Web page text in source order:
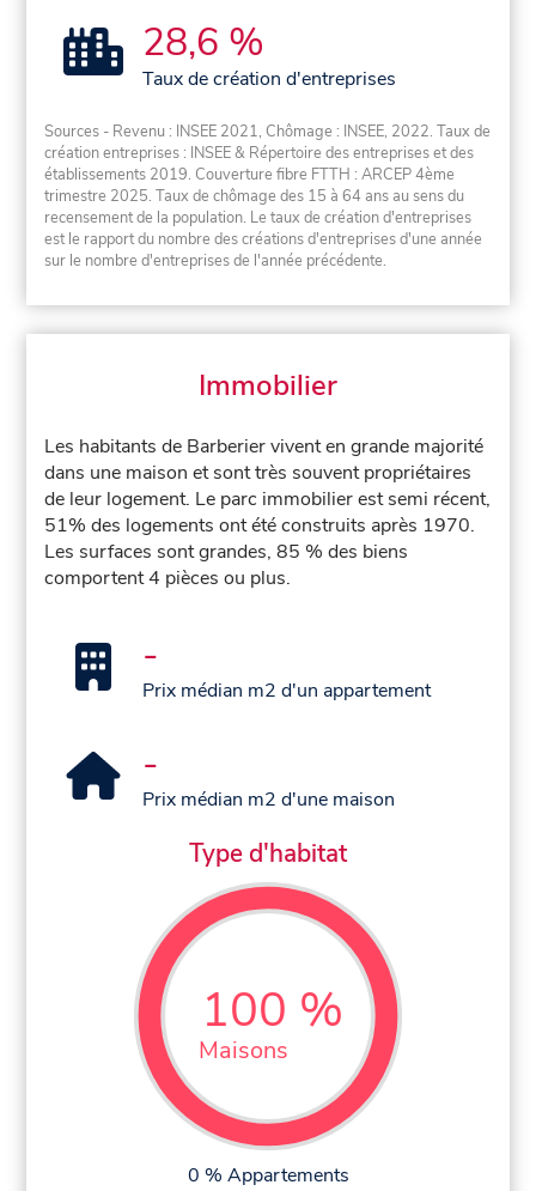
28,6 %
Taux de création d'entreprises
Sources - Revenu : INSEE 2021, Chômage : INSEE, 2022. Taux de
création entreprises : INSEE & Répertoire des entreprises et des
établissements 2019. Couverture fibre FTTH : ARCEP 4ème
trimestre 2025. Taux de chômage des 15 à 64 ans au sens du
recensement de la population. Le taux de création d'entreprises
est le rapport du nombre des créations d'entreprises d'une année
sur le nombre d'entreprises de l'année précédente.
Immobilier
Les habitants de Barberier vivent en grande majorité
dans une maison et sont très souvent propriétaires
de leur logement. Le parc immobilier est semi récent,
51% des logements ont été construits après 1970.
Les surfaces sont grandes, 85 % des biens
comportent 4 pièces ou plus.
-
Prix médian m2 d'un appartement
-
Prix médian m2 d'une maison
Type d'habitat
100 %
Maisons
0 % Appartements